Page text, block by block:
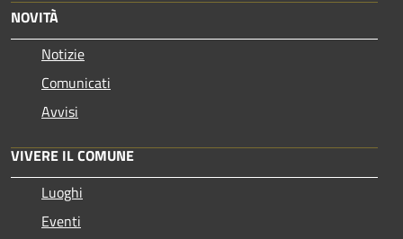
NOVITÀ
Notizie
Comunicati
Avvisi
VIVERE IL COMUNE
Luoghi
Eventi